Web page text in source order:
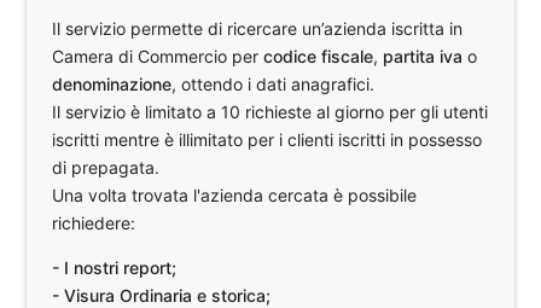
Il servizio permette di ricercare un’azienda iscritta in
Camera di Commercio percodice fiscale, partita iva o
denominazione, ottendo i dati anagrafici.
Il servizio è limitato a 10 richieste al giorno per gli utenti
iscritti mentre è illimitato per i clienti iscritti in possesso
di prepagata.
Una volta trovata l'azienda cercata è possibile
richiedere:
- I nostri report;
- Visura Ordinaria e storica;